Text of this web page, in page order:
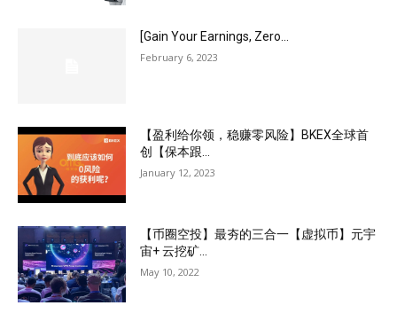
[Gain Your Earnings, Zero...
February 6, 2023
【盈利给你领，稳赚零风险】BKEX全球首
创【保本跟...
January 12, 2023
【币圈空投】最夯的三合一【虚拟币】元宇
宙+ 云挖矿...
May 10, 2022